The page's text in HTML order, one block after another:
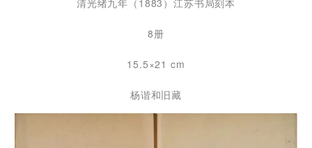
清光绪九年（1883）江苏书局刻本
8册
15.5×21 cm
杨谐和旧藏